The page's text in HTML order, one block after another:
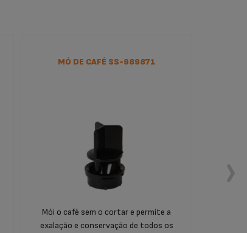
MÓ DE CAFÉ SS-989871
Mói o café sem o cortar e permite a
exalação e conservação de todos os